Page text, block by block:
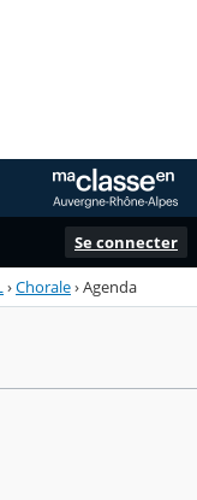
Se connecter
›Chorale›Agenda